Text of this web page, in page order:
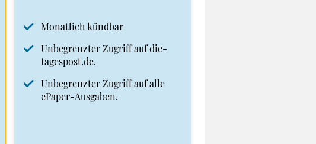
Monatlich kündbar
Unbegrenzter Zugriff auf die-
tagespost.de.
Unbegrenzter Zugriff auf alle
ePaper-Ausgaben.